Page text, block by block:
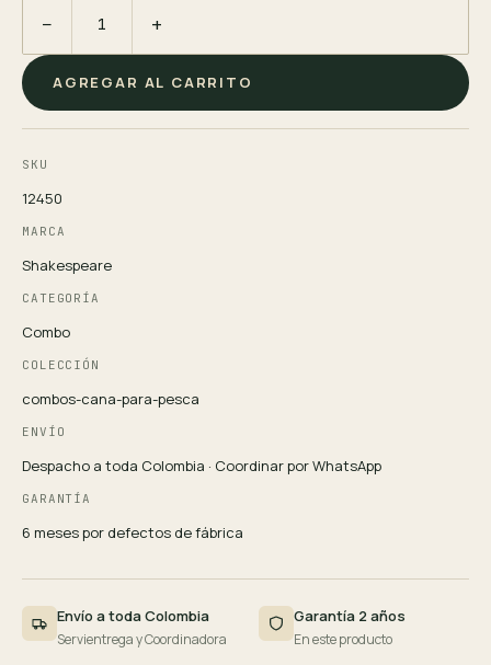
− +
AGREGAR AL CARRITO
SKU
12450
MARCA
Shakespeare
CATEGORÍA
Combo
COLECCIÓN
combos-cana-para-pesca
ENVÍO
Despacho a toda Colombia · Coordinar por WhatsApp
GARANTÍA
6 meses por defectos de fábrica
Envío a toda Colombia
Servientrega y Coordinadora
Garantía 2 años
En este producto